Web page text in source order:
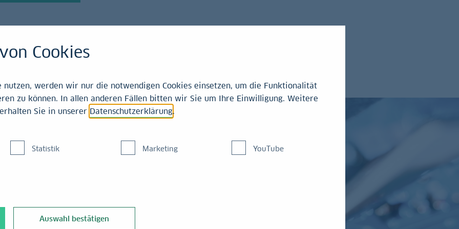
begehrt und in den
Den Grund
Weiss.
Cookies
nutzen, werden wir nur die notwendigen Cookies einsetzen, um die Funktionalität
zu können. In allen anderen Fällen bitten wir Sie um Ihre Einwilligung. Weitere
Sie in unserer Datenschutzerklärung.
Statistik Marketing YouTube
Auswahl bestätigen